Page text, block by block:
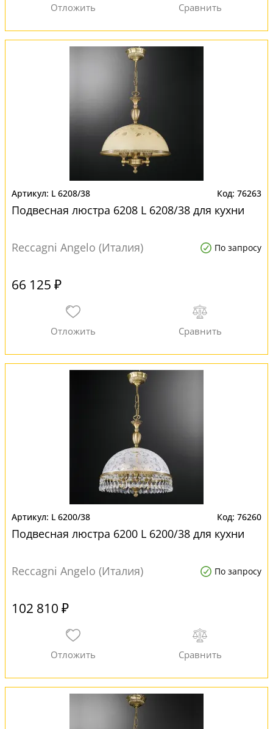
L 6208/38 76263
Подвесная люстра 6208 L 6208/38 для кухни
Reccagni Angelo (Италия) По запросу
66 125 ₽
L 6200/38 76260
Подвесная люстра 6200 L 6200/38 для кухни
Reccagni Angelo (Италия) По запросу
102 810 ₽